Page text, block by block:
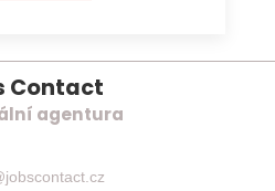
Contact
agentura